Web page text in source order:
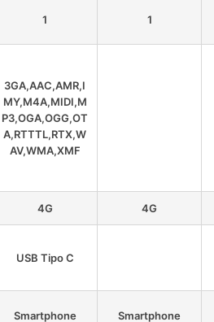
1 1
3GA,AAC,AMR,I
MY,M4A,MIDI,M
P3,OGA,OGG,OT
A,RTTTL,RTX,W
AV,WMA,XMF
4G 4G
USB Tipo C
Smartphone Smartphone